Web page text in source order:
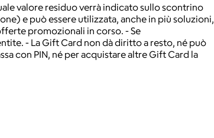
valore residuo verrà indicato sullo scontrino
e può essere utilizzata, anche in più soluzioni,
promozionali in corso. - Se
- La Gift Card non dà diritto a resto, né può
con PIN, né per acquistare altre Gift Card la